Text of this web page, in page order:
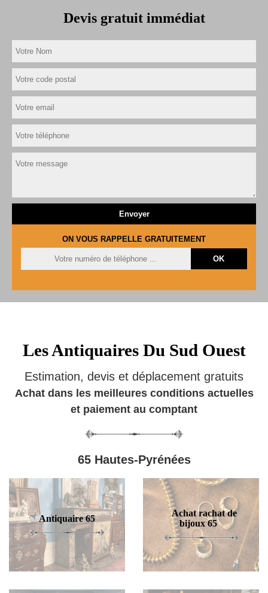
Devis gratuit immédiat
ON VOUS RAPPELLE GRATUITEMENT
Les Antiquaires Du Sud Ouest
Estimation, devis et déplacement gratuits
Achat dans les meilleures conditions actuelles
et paiement au comptant
65 Hautes-Pyrénées
Antiquaire 65
Achat rachat de
bijoux 65